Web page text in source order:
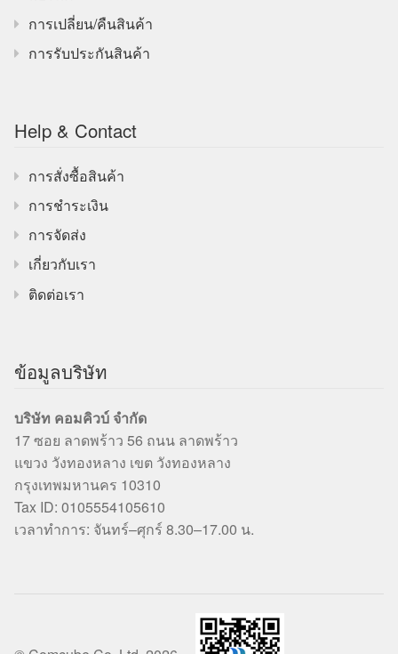
การเปลี่ยน/คืนสินค้า
การรับประกันสินค้า
Help & Contact
การสั่งซื้อสินค้า
การชำระเงิน
การจัดส่ง
เกี่ยวกับเรา
ติดต่อเรา
ข้อมูลบริษัท
บริษัท คอมคิวบ์ จำกัด
17 ซอย ลาดพร้าว 56 ถนน ลาดพร้าว
แขวง วังทองหลาง เขต วังทองหลาง
กรุงเทพมหานคร 10310
Tax ID: 0105554105610
เวลาทำการ: จันทร์–ศุกร์ 8.30–17.00 น.